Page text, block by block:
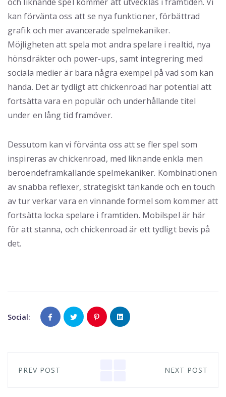
kan förvänta oss att se nya funktioner, förbättrad
grafik och mer avancerade spelmekaniker.
Möjligheten att spela mot andra spelare i realtid, nya
hönsdräkter och power-ups, samt integrering med
sociala medier är bara några exempel på vad som kan
hända. Det är tydligt att chickenroad har potential att
fortsätta vara en populär och underhållande titel
under en lång tid framöver.
Dessutom kan vi förvänta oss att se fler spel som
inspireras av chickenroad, med liknande enkla men
beroendeframkallande spelmekaniker. Kombinationen
av snabba reflexer, strategiskt tänkande och en touch
av tur verkar vara en vinnande formel som kommer att
fortsätta locka spelare i framtiden. Mobilspel är här
för att stanna, och chickenroad är ett tydligt bevis på
det.
Social:
PREV POST NEXT POST